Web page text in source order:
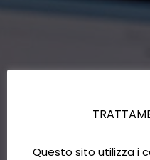
Questo sito utilizza i